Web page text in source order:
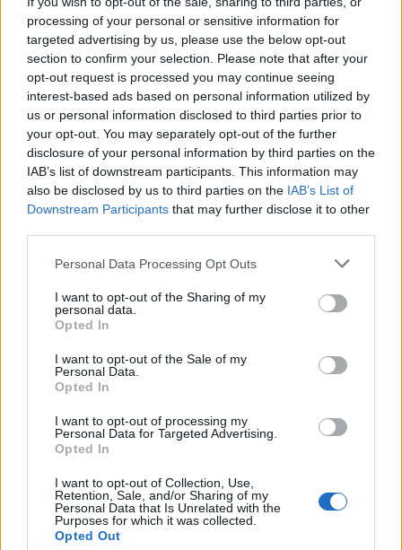
processing of your personal or sensitive information for
targeted advertising by us, please use the below opt-out
section to confirm your selection. Please note that after your
opt-out request is processed you may continue seeing
interest-based ads based on personal information utilized by
us or personal information disclosed to third parties prior to
your opt-out. You may separately opt-out of the further
disclosure of your personal information by third parties on the
IAB’s list of downstream participants. This information may
also be disclosed by us to third parties on the IAB’s List of
Downstream Participants that may further disclose it to other
Please note that this website/app uses one or more Google
not limited to your visit or usage behaviour. You may click to
grant or deny consent to Google and its third-party tags to
use your data for below specified purposes in below Google
consent section.
Personal Data Processing Opt Outs
I want to opt-out of the Sharing of my
personal data.
Opted In
I want to opt-out of the Sale of my
Personal Data.
Opted In
I want to opt-out of processing my
Personal Data for Targeted Advertising.
Opted In
I want to opt-out of Collection, Use,
Retention, Sale, and/or Sharing of my
Personal Data that Is Unrelated with the
Purposes for which it was collected.
Opted Out
την ενίσχυση της ευελιξίας στη στελέχωση
ερευνητικών έργων με συμβάσεις ΙΔΟΧ, με
παράλληλη θωράκιση της νομιμότητας και της
ελεγκτικής επάρκειας, καθώς και τη διευθέτηση
της καταβολής του υπολοίπου της τακτικής
επιχορήγησης του 2025.